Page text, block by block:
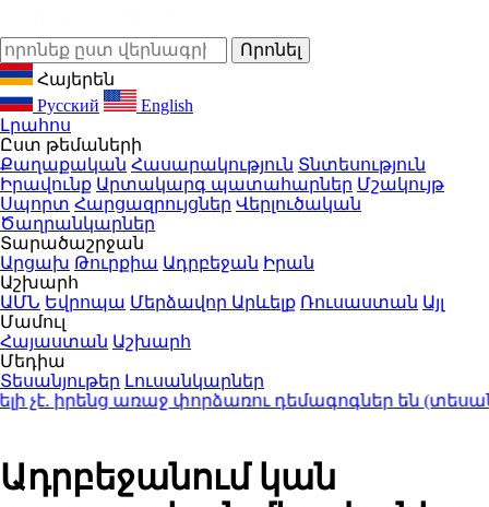
Հայերեն
Русский
English
Լրահոս
Ըստ թեմաների
Քաղաքական Հասարակություն Տնտեսություն
Իրավունք Արտակարգ պատահարներ Մշակույթ
Սպորտ Հարցազրույցներ Վերլուծական
Ծաղրանկարներ
Տարածաշրջան
Արցախ Թուրքիա Ադրբեջան Իրան
Աշխարհ
ԱՄՆ Եվրոպա Մերձավոր Արևելք Ռուսաստան Այլ
Մամուլ
Հայաստան Աշխարհ
Մեդիա
Տեսանյութեր Լուսանկարներ
իրենց առաջ փորձառու դեմագոգներ են
Ադրբեջանում կան